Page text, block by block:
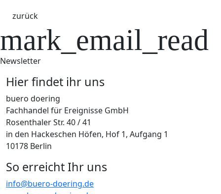
zurück
mark_email_read
Newsletter
Hier findet ihr uns
buero doering
Fachhandel für Ereignisse GmbH
Rosenthaler Str. 40 / 41
in den Hackeschen Höfen, Hof 1, Aufgang 1
10178 Berlin
So erreicht Ihr uns
info@buero-doering.de